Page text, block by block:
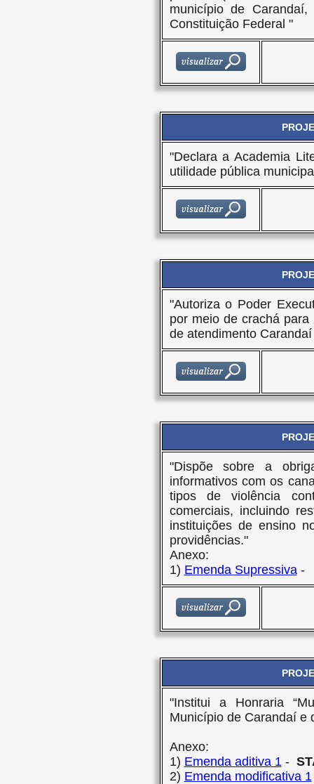
município de
Constituição Federal "
"Declara a Academia
utilidade pública
"Autoriza o Poder
por meio de crachá
de atendimento
"Dispõe sobre a
informativos com os
tipos de violência
comerciais, incluindo
instituições de ensino
providências."
Anexo:
1) Emenda Supressiva-
"Institui a Honraria
Município de Carandaí e
Anexo:
1) Emenda aditiva 1-
2) Emenda modificativa 1